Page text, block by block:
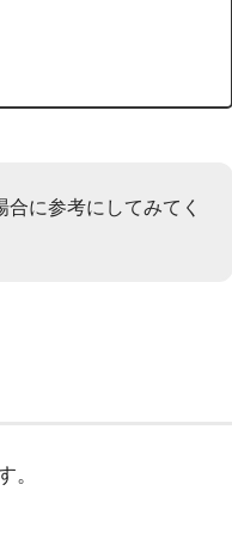
に参考にしてみてく